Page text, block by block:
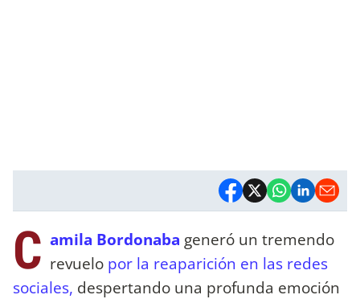
C amila Bordonaba generó un tremendo
revuelo por la reaparición en las redes
sociales, despertando una profunda emoción